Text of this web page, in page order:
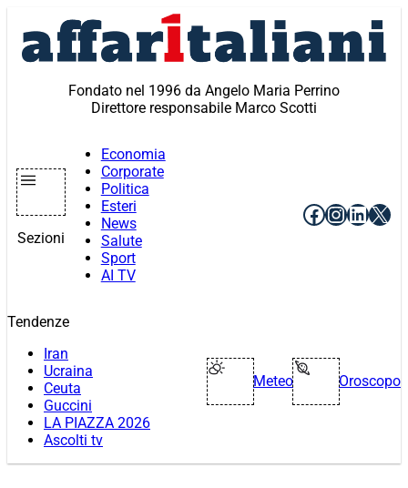
contenuto
Fondato nel 1996 da Angelo Maria Perrino
Direttore responsabile Marco Scotti
Sezioni
Economia
Corporate
Politica
Esteri
News
Salute
Sport
AI TV
Facebook
X
Tendenze
Iran
Ucraina
Ceuta
Guccini
LA PIAZZA 2026
Ascolti tv
Meteo Oroscopo